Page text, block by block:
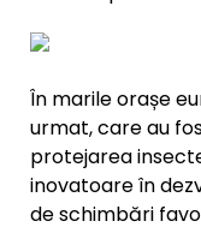
În marile orașe
urmat, care au
protejarea
inovatoare în
de schimbări